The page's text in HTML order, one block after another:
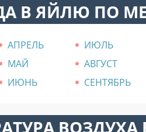
В ЯЙЛЮ ПО
АПРЕЛЬ
ИЮЛЬ
МАЙ
АВГУСТ
ИЮНЬ СЕНТЯБРЬ
ВОЗДУХА